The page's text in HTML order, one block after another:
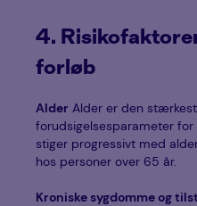
4.
forløb
Alder Alder er den
forudsigelsesparameter for
stiger progressivt med
hos personer over 65 år.
Kroniske sygdomme og